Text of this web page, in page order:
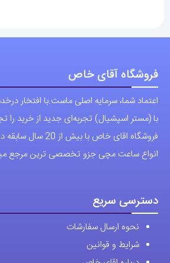
گزینه
ها
ممکن
است
در
انتخاب
فروشگاه آقای خاص
اعتماد شما، سرمایه اصلی ماست.با افتخار
با (مستر اسپشیال) تجربه‌ای جدید از خرید را
فروشگاه اقای خاص با
انواع ساعت مچی جزو تخصصی ترین مرجع
دسترسی سریع
نحوه ارسال سفارشات
شرایط و قوانین